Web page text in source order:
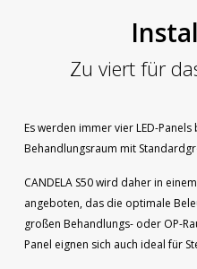
Zu viert für
Es werden immer vier LED-
Behandlungsraum mit
CANDELA S50 wird daher in
angeboten, das die optimale
großen Behandlungs- oder OP-
Panel eignen sich auch ideal für